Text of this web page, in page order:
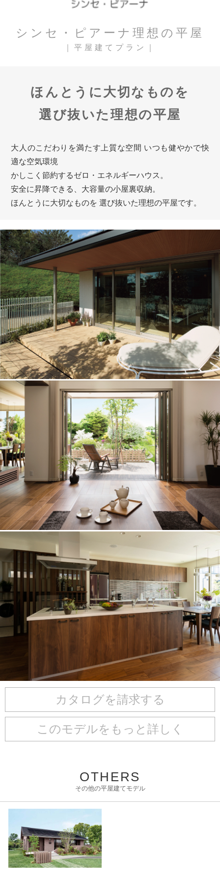
シンセ・ピアーナ理想の平屋
｜平屋建てプラン｜
ほんとうに大切なものを
選び抜いた理想の平屋
大人のこだわりを満たす上質な空間 いつも健やかで快
適な空気環境
かしこく節約するゼロ・エネルギーハウス。
安全に昇降できる、大容量の小屋裏収納。
ほんとうに大切なものを 選び抜いた理想の平屋です。
カタログを請求する
このモデルをもっと詳しく
OTHERS
その他の平屋建てモデル